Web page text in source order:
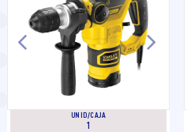
UNID/CAJA
1